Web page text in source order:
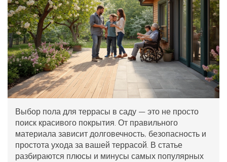
Выбор пола для террасы в саду — это не просто
поиск красивого покрытия. От правильного
материала зависит долговечность, безопасность и
простота ухода за вашей террасой. В статье
разбираются плюсы и минусы самых популярных